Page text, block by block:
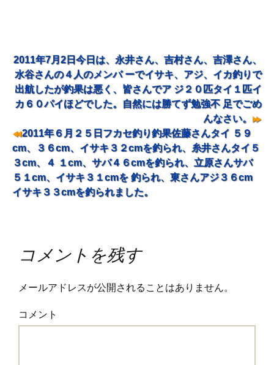
投稿ナビゲーション
2011年7月2日今日は、永井さん、吉村さん、吉澤さん、
水谷さんの４人のメンバ ーでイサキ、アジ、イカ釣りで
出航したが釣果は悪く、皆さんでア ジ２０匹タイ１匹イ
カ６０パイほどでした。自然には勝てず勉強不 足でごめ
んなさい。
2011年６月２５日フカセ釣り釣果佐藤さんタイ ５９
cm、３６cm、イサキ３２cmを釣られ、糸井さんタイ５
３cm、４ １cm、サバ４６cmを釣られ、立原さんサバ
５１cm、イサキ３１cmを 釣られ、東さんアジ３６cm
イサキ３３cmを釣られました。
コメントを残す
メールアドレスが公開されることはありません。
コメント